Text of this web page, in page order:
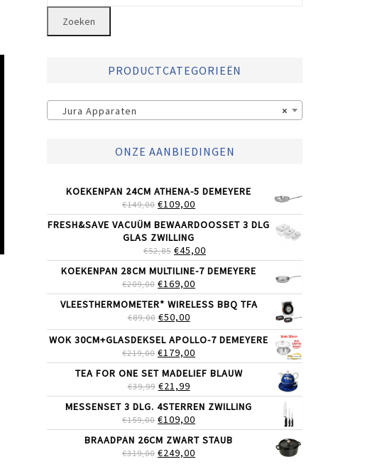
Zoeken
PRODUCTCATEGORIEËN
×
Jura Apparaten
ONZE AANBIEDINGEN
KOEKENPAN 24CM ATHENA-5 DEMEYERE
€149,00 OORSPRONKELIJKE
PRIJS
WAS:
€149,00.
€109,00
PRIJS
IS:
FRESH&SAVE VACUÜM BEWAARDOOSSET 3 DLG
GLAS ZWILLING
€52,85 OORSPRONKELIJKE
PRIJS
WAS:
€52,85.
€45,00
PRIJS
IS:
KOEKENPAN 28CM MULTILINE-7 DEMEYERE
€209,00 OORSPRONKELIJKE
PRIJS
WAS:
€209,00.
€169,00
PRIJS
IS:
VLEESTHERMOMETER* WIRELESS BBQ TFA
€89,00 OORSPRONKELIJKE
PRIJS
WAS:
€89,00.
€50,00HUIDIGE
PRIJS
IS:
€50,00.
WOK 30CM+GLASDEKSEL APOLLO-7 DEMEYERE
€219,00 OORSPRONKELIJKE
PRIJS
WAS:
€219,00.
€179,00
PRIJS
IS:
TEA FOR ONE SET MADELIEF BLAUW
€39,99 OORSPRONKELIJKE
PRIJS
WAS:
€39,99.
€21,99HUIDIGE
PRIJS
IS:
€21,99.
MESSENSET 3 DLG. 4STERREN ZWILLING
€159,00 OORSPRONKELIJKE
PRIJS
WAS:
€159,00.
€109,00
PRIJS
IS:
€109,00.
BRAADPAN 26CM ZWART STAUB
€319,00 OORSPRONKELIJKE
€249,00